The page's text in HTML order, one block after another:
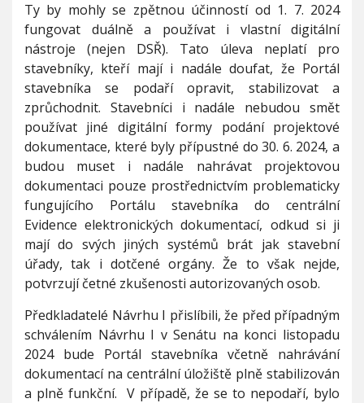
Ty by mohly se zpětnou účinností od 1. 7. 2024
fungovat duálně a používat i vlastní digitální
nástroje (nejen DSŘ). Tato úleva neplatí pro
stavebníky, kteří mají i nadále doufat, že Portál
stavebníka se podaří opravit, stabilizovat a
zprůchodnit. Stavebníci i nadále nebudou smět
používat jiné digitální formy podání projektové
dokumentace, které byly přípustné do 30. 6. 2024, a
budou muset i nadále nahrávat projektovou
dokumentaci pouze prostřednictvím problematicky
fungujícího Portálu stavebníka do centrální
Evidence elektronických dokumentací, odkud si ji
mají do svých jiných systémů brát jak stavební
úřady, tak i dotčené orgány. Že to však nejde,
potvrzují četné zkušenosti autorizovaných osob.
Předkladatelé Návrhu I přislíbili, že před případným
schválením Návrhu I v Senátu na konci listopadu
2024 bude Portál stavebníka včetně nahrávání
dokumentací na centrální úložiště plně stabilizován
a plně funkční. V případě, že se to nepodaří, bylo